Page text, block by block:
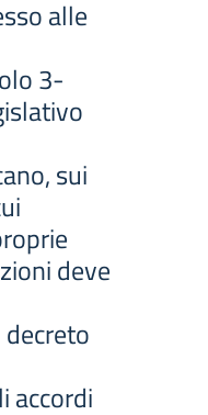
alle
3-
sui
deve
accordi